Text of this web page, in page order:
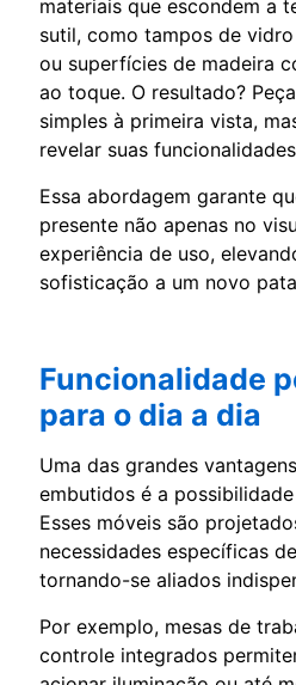
materiais que escondem a
sutil, como tampos de
ou superfícies de madeira
ao toque. O resultado?
simples à primeira vista,
revelar suas
Essa abordagem garante
presente não apenas no
experiência de uso,
sofisticação a um novo
Funcionalidade
para o dia a dia
Uma das grandes
embutidos é a
Esses móveis são
necessidades específicas
tornando-se aliados
Por exemplo, mesas de
controle integrados